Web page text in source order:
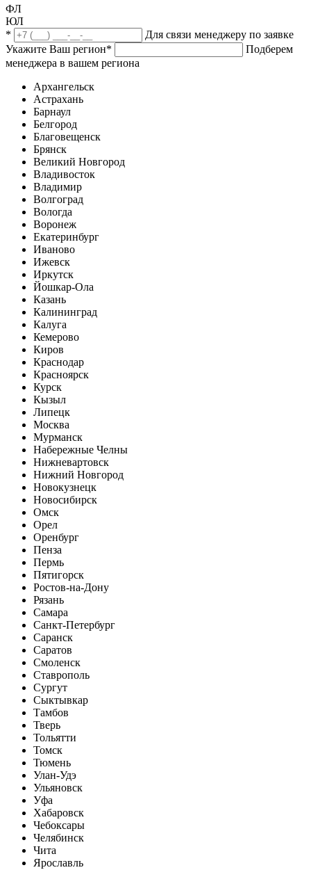
ФЛ
ЮЛ
*
Для связи менеджеру по заявке
Укажите Ваш регион*
Подберем
менеджера в вашем региона
Архангельск
Астрахань
Барнаул
Белгород
Благовещенск
Брянск
Великий Новгород
Владивосток
Владимир
Волгоград
Вологда
Воронеж
Екатеринбург
Иваново
Ижевск
Иркутск
Йошкар-Ола
Казань
Калининград
Калуга
Кемерово
Киров
Краснодар
Красноярск
Курск
Кызыл
Липецк
Москва
Мурманск
Набережные Челны
Нижневартовск
Нижний Новгород
Новокузнецк
Новосибирск
Омск
Орел
Оренбург
Пенза
Пермь
Пятигорск
Ростов-на-Дону
Рязань
Самара
Санкт-Петербург
Саранск
Саратов
Смоленск
Ставрополь
Сургут
Сыктывкар
Тамбов
Тверь
Тольятти
Томск
Тюмень
Улан-Удэ
Ульяновск
Уфа
Хабаровск
Чебоксары
Челябинск
Чита
Ярославль